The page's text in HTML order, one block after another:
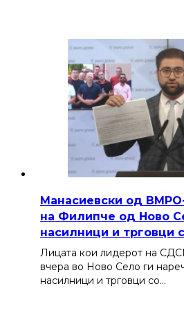
Манасиевски од
на Филипче од Ново
насилници и трговци
Лицата кои лидерот на
вчера во Ново Село ги
насилници и трговци со…